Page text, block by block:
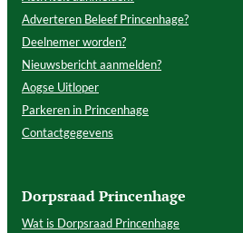
Adverteren Beleef Princenhage?
Deelnemer worden?
Nieuwsbericht aanmelden?
Aogse Uitloper
Parkeren in Princenhage
Contactgegevens
Dorpsraad Princenhage
Wat is Dorpsraad Princenhage